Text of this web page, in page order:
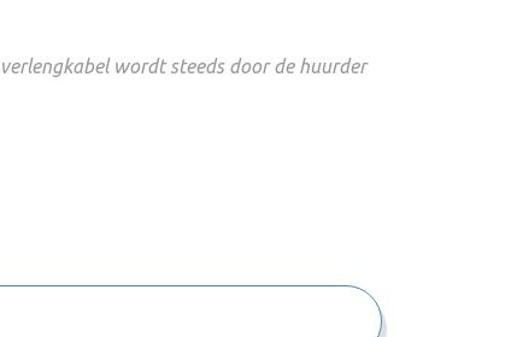
wordt steeds door de huurder